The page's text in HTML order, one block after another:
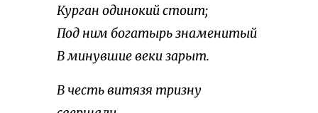
Курган одинокий стоит;
Под ним богатырь знаменитый
В минувшие веки зарыт.
В честь витязя тризну